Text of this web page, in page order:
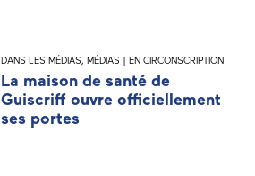
DANS LES MÉDIAS, MÉDIAS | EN CIRCONSCRIPTION
La maison de santé de
Guiscriff ouvre officiellement
ses portes